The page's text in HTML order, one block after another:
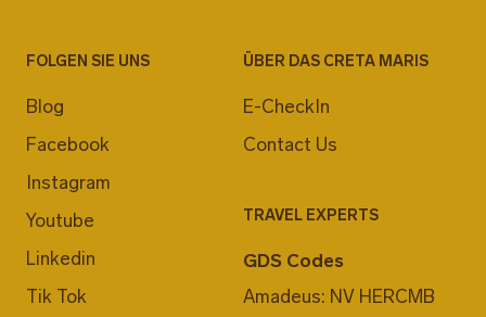
FOLGEN SIE UNS
Blog
Facebook
Instagram
Youtube
Linkedin
Tik Tok
ÜBER DAS CRETA MARIS
E-CheckIn
Contact Us
TRAVEL EXPERTS
GDS Codes
Amadeus: NV HERCMB